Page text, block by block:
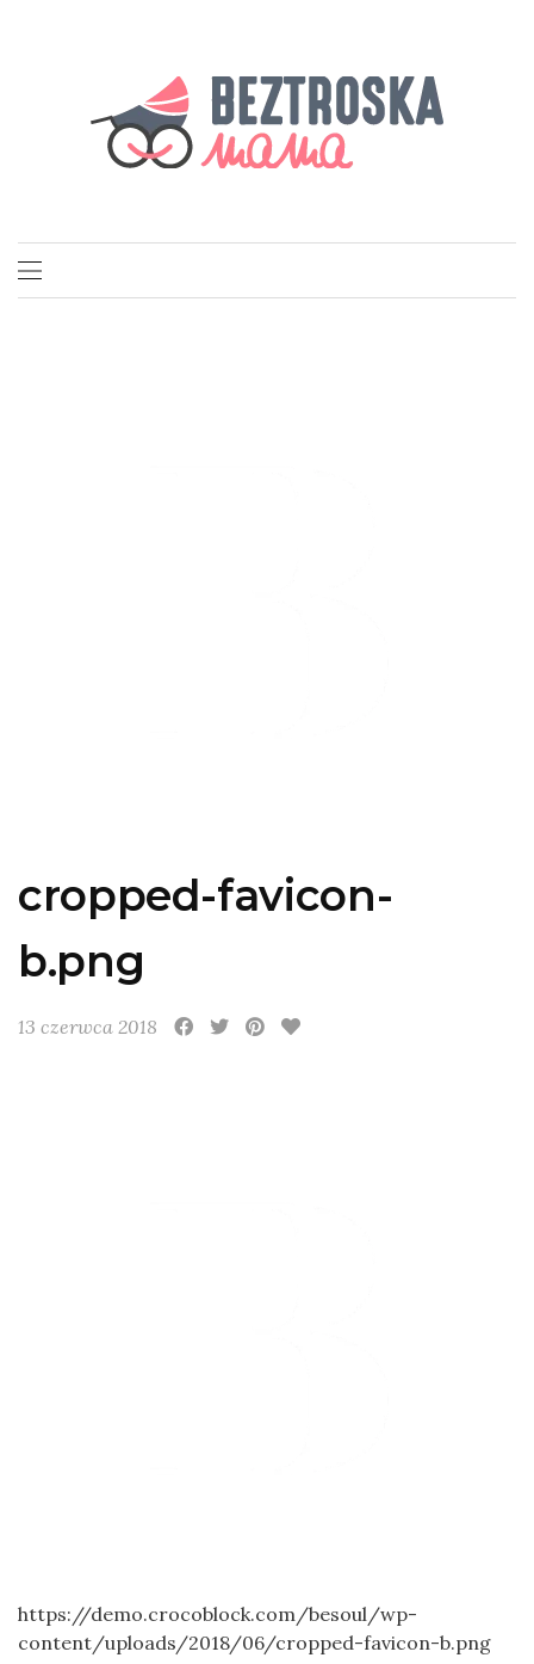
cropped-favicon-
b.png
13 czerwca 2018
https://demo.crocoblock.com/besoul/wp-
content/uploads/2018/06/cropped-favicon-b.png